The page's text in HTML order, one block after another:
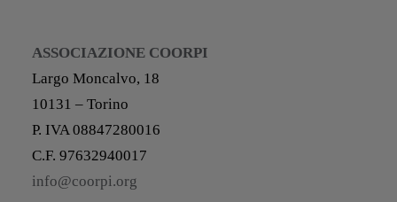
ASSOCIAZIONE COORPI
Largo Moncalvo, 18
10131 – Torino
P. IVA 08847280016
C.F. 97632940017
info@coorpi.org